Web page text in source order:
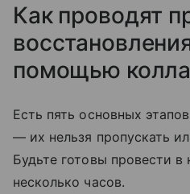
Как проводят
помощью
Есть пять основных
— их нельзя пропускать
Будьте готовы провести в
несколько часов.